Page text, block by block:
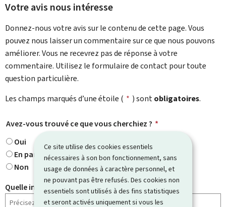
Ce site utilise des cookies essentiels
nécessaires à son bon fonctionnement, sans
usage de données à caractère personnel, et
ne pouvant pas être refusés. Des cookies non
essentiels sont utilisés à des fins statistiques
et seront activés uniquement si vous les
Votre avis nous intéresse
Donnez-nous votre avis sur le contenu de cette page. Vous
pouvez nous laisser un commentaire sur ce que nous pouvons
améliorer. Vous ne recevrez pas de réponse à votre
commentaire. Utilisez le formulaire de contact pour toute
question particulière.
Les champs marqués d’une étoile ( * ) sontobligatoires.
Avez-vous trouvé ce que vous cherchiez ? *
Oui
En partie
Non
Quelle information cherchiez-vous ?